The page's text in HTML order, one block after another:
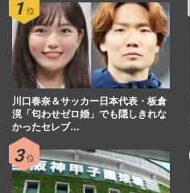
川口春奈＆サッカー日本代表・板倉
滉「匂わせゼロ婚」でも隠しきれな
かったセレブ…